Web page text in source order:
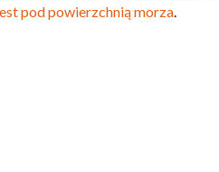
pod powierzchnią morza.